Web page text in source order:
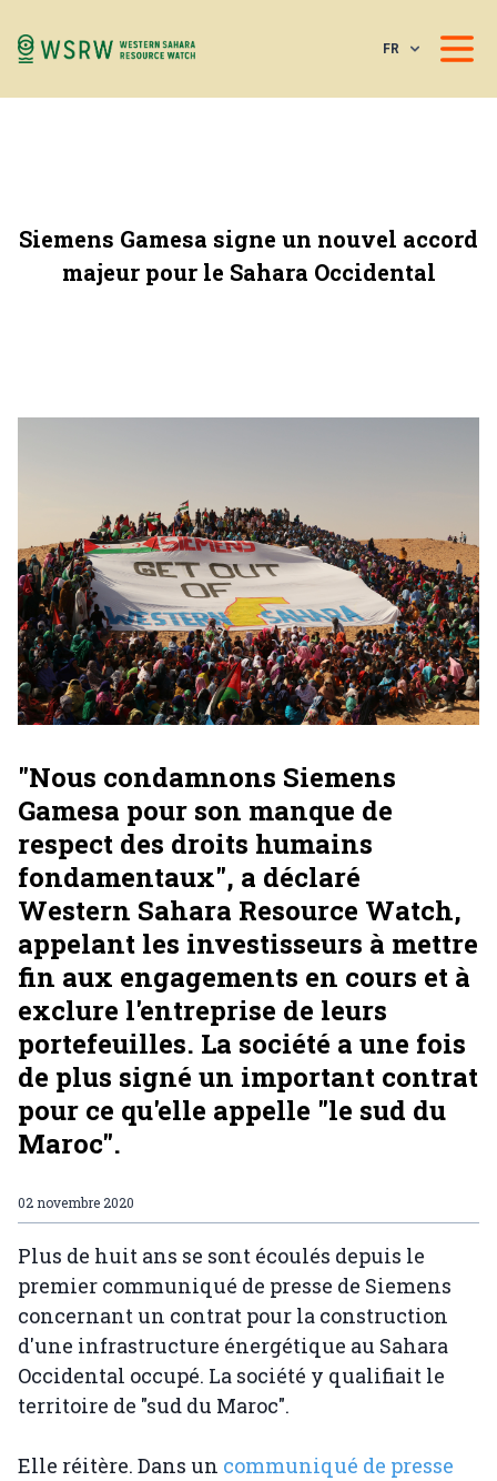
FR
Siemens Gamesa signe un nouvel accord
majeur pour le Sahara Occidental
"Nous condamnons Siemens
Gamesa pour son manque de
respect des droits humains
fondamentaux", a déclaré
Western Sahara Resource Watch,
appelant les investisseurs à mettre
fin aux engagements en cours et à
exclure l'entreprise de leurs
portefeuilles. La société a une fois
de plus signé un important contrat
pour ce qu'elle appelle "le sud du
Maroc".
02 novembre 2020
Plus de huit ans se sont écoulés depuis le
premier communiqué de presse de Siemens
concernant un contrat pour la construction
d'une infrastructure énergétique au Sahara
Occidental occupé. La société y qualifiait le
territoire de "sud du Maroc".
Elle réitère. Dans un communiqué de presse